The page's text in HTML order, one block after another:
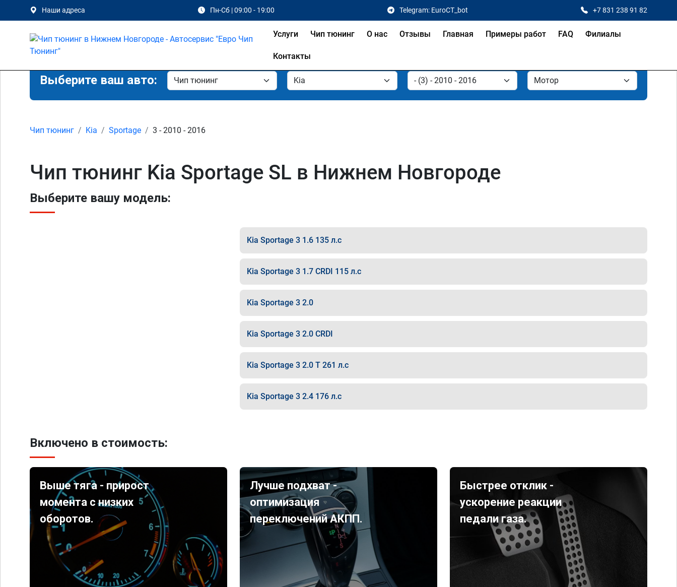
Наши адреса Пн-Сб | 09:00 - 19:00 Telegram: EuroCT_bot +7 831 238 91 82
Услуги Чип тюнинг О нас Отзывы Главная Примеры работ FAQ Филиалы
Контакты
Выберите ваш авто:
Чип тюнинг Kia Sportage 3 - 2010 - 2016
Чип тюнинг Kia Sportage SL в Нижнем Новгороде
Выберите вашу модель:
Kia Sportage 3 1.6 135 л.с
Kia Sportage 3 1.7 CRDI 115 л.с
Kia Sportage 3 2.0
Kia Sportage 3 2.0 CRDI
Kia Sportage 3 2.0 T 261 л.с
Kia Sportage 3 2.4 176 л.с
Включено в стоимость:
Выше тяга - прирост
момента с низких
оборотов.
Лучше подхват -
оптимизация
переключений АКПП.
Быстрее отклик -
ускорение реакции
педали газа.